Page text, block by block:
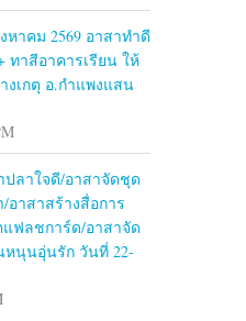
หาคม 2569 อาสาทำดี
าสีอาคารเรียน ให้
งเกตุ อ.กำแพงแสน
ลาใจดี/อาสาจัดชุด
อาสาสร้างสื่อการ
ฟลชการ์ด/อาสาจัด
หนุนอุ่นรัก วันที่ 22-